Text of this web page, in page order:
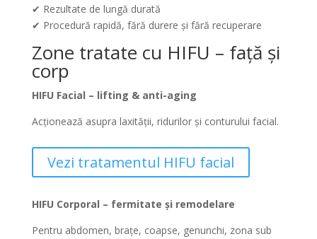
✔ Rezultate de lungă durată
✔ Procedură rapidă, fără durere și fără recuperare
Zone tratate cu HIFU – față și
corp
HIFU Facial – lifting & anti-aging
Acționează asupra laxității, ridurilor și conturului facial.
Vezi tratamentul HIFU facial
HIFU Corporal – fermitate și remodelare
Pentru abdomen, brațe, coapse, genunchi, zona sub